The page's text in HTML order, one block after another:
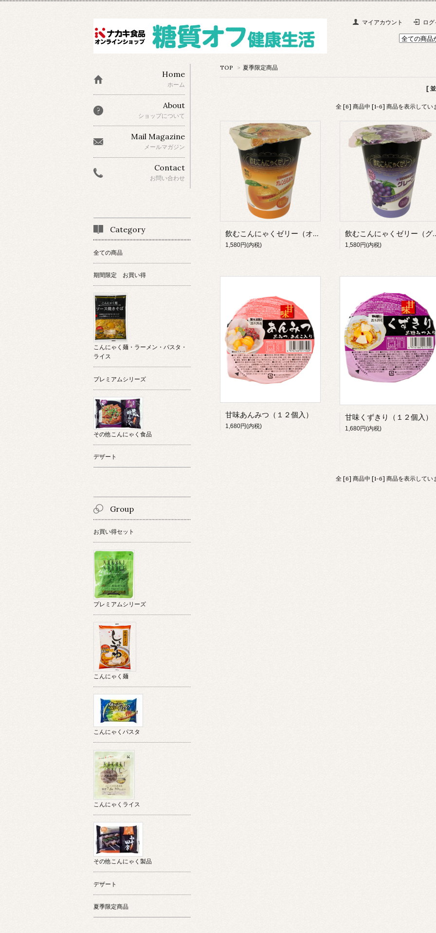
マイアカウント ロ
TOP > 夏季限定商品
[
全 [6] 商品中 [1-6] 商品を表示してい
飲むこんにゃくゼリー（オレンジ＆みかん）（１２本入）
1,580円(内税)
飲むこんにゃ
1,580円(内税)
甘味あんみつ（１２個入）
1,680円(内税)
甘味くずきり（１２個入）
1,680円(内税)
全 [6] 商品中 [1-6] 商品を表示してい
Home
ホーム
About
ショップについて
Mail Magazine
メールマガジン
Contact
お問い合わせ
Category
全ての商品
期間限定 お買い得
こんにゃく麺・ラーメン・パスタ・
ライス
プレミアムシリーズ
その他こんにゃく食品
デザート
Group
お買い得セット
プレミアムシリーズ
こんにゃく麺
こんにゃくパスタ
こんにゃくライス
その他こんにゃく製品
デザート
夏季限定商品